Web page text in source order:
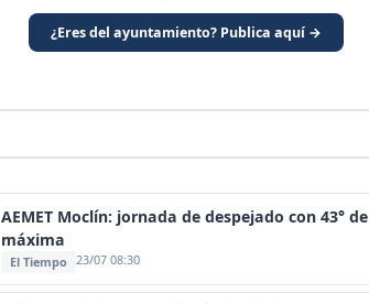
¿Eres del ayuntamiento? Publica aquí →
AEMET Moclín: jornada de despejado con 43° de
máxima
El Tiempo 23/07 08:30